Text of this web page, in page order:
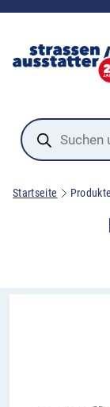
Products
search
Startseite